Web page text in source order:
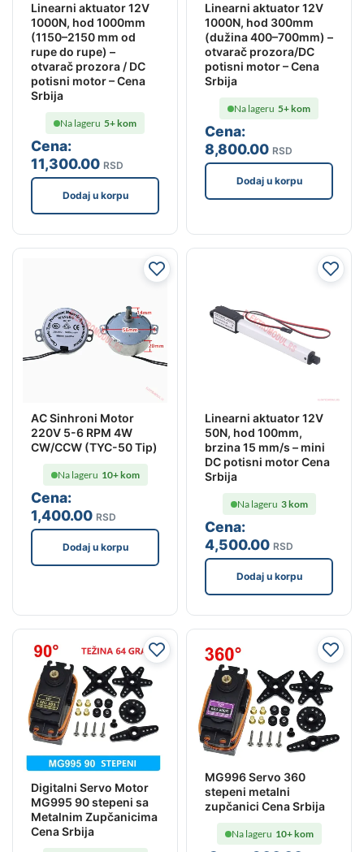
Linearni aktuator 12V
1000N, hod 1000mm
(1150–2150 mm od
rupe do rupe) –
otvarač prozora / DC
potisni motor – Cena
Srbija
Cena:
11,300.00 RSD
Na lageru 5+ kom
Dodaj u korpu
Linearni aktuator 12V
1000N, hod 300mm
(dužina 400–700mm) –
otvarač prozora/DC
potisni motor – Cena
Srbija
Cena:
8,800.00 RSD
Na lageru 5+ kom
Dodaj u korpu
AC Sinhroni Motor
220V 5-6 RPM 4W
CW/CCW (TYC-50 Tip)
Cena:
1,400.00 RSD
Na lageru 10+ kom
Dodaj u korpu
Linearni aktuator 12V
50N, hod 100mm,
brzina 15 mm/s – mini
DC potisni motor Cena
Srbija
Cena:
4,500.00 RSD
Na lageru 3 kom
Dodaj u korpu
Digitalni Servo Motor
MG995 90 stepeni sa
Metalnim Zupčanicima
Cena Srbija
MG996 Servo 360
stepeni metalni
zupčanici Cena Srbija
Na lageru 10+ kom